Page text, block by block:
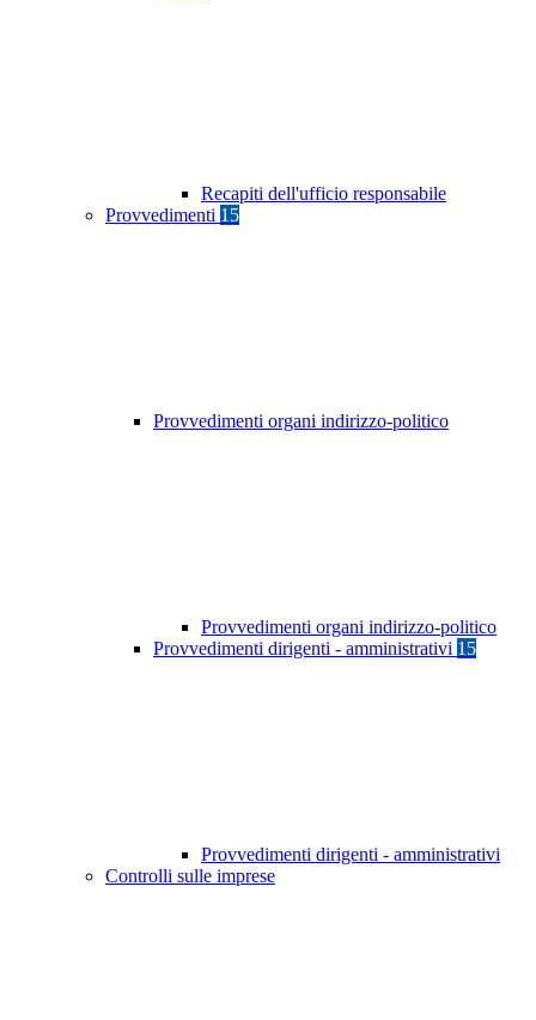
Recapiti dell'ufficio responsabile
Provvedimenti 15
Provvedimenti organi indirizzo-politico
Provvedimenti organi indirizzo-politico
Provvedimenti dirigenti - amministrativi 15
Provvedimenti dirigenti - amministrativi
Controlli sulle imprese